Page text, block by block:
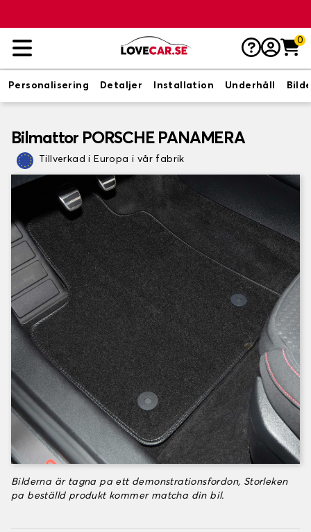
0
Personalisering Detaljer Installation Underhåll
Bilmattor PORSCHE PANAMERA
Tillverkad i Europa i vår fabrik
Bilderna är tagna pa ett demonstrationsfordon, Storleken
pa beställd produkt kommer matcha din bil.